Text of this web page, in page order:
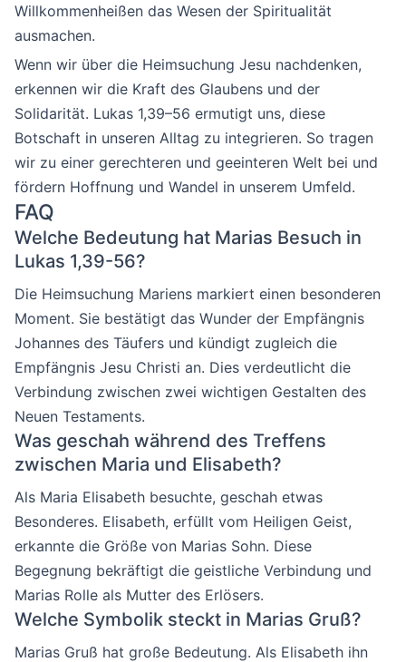
Willkommenheißen das Wesen der Spiritualität
ausmachen.
Wenn wir über die Heimsuchung Jesu nachdenken,
erkennen wir die Kraft des Glaubens und der
Solidarität. Lukas 1,39–56 ermutigt uns, diese
Botschaft in unseren Alltag zu integrieren. So tragen
wir zu einer gerechteren und geeinteren Welt bei und
fördern Hoffnung und Wandel in unserem Umfeld.
FAQ
Welche Bedeutung hat Marias Besuch in
Lukas 1,39-56?
Die Heimsuchung Mariens markiert einen besonderen
Moment. Sie bestätigt das Wunder der Empfängnis
Johannes des Täufers und kündigt zugleich die
Empfängnis Jesu Christi an. Dies verdeutlicht die
Verbindung zwischen zwei wichtigen Gestalten des
Neuen Testaments.
Was geschah während des Treffens
zwischen Maria und Elisabeth?
Als Maria Elisabeth besuchte, geschah etwas
Besonderes. Elisabeth, erfüllt vom Heiligen Geist,
erkannte die Größe von Marias Sohn. Diese
Begegnung bekräftigt die geistliche Verbindung und
Marias Rolle als Mutter des Erlösers.
Welche Symbolik steckt in Marias Gruß?
Marias Gruß hat große Bedeutung. Als Elisabeth ihn